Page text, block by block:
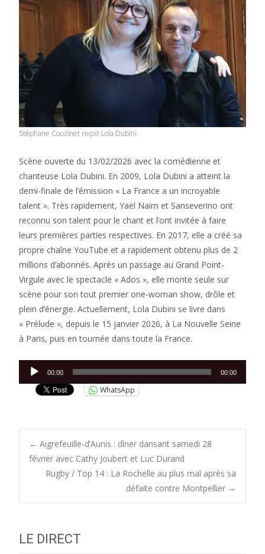
Stéphane Couzinet reçoit Lola Dubini.
Scène ouverte du 13/02/2026 avec la comédienne et
chanteuse Lola Dubini. En 2009, Lola Dubini a atteint la
demi-finale de l’émission « La France a un incroyable
talent ». Très rapidement, Yaël Naim et Sanseverino ont
reconnu son talent pour le chant et l’ont invitée à faire
leurs premières parties respectives. En 2017, elle a créé sa
propre chaîne YouTube et a rapidement obtenu plus de 2
millions d’abonnés. Après un passage au Grand Point-
Virgule avec le spectacle « Ados », elle monte seule sur
scène pour son tout premier one-woman show, drôle et
plein d’énergie. Actuellement, Lola Dubini se livre dans
« Prélude », depuis le 15 janvier 2026, à La Nouvelle Seine
à Paris, puis en tournée dans toute la France.
Lecteur
audio
00:00 00:00
WhatsApp
Post
navigation
← Aigrefeuille-d’Aunis : dîner dansant samedi 28
février avec Cathy Joubert et Luc Durand
Rugby / Top 14 : La Rochelle au plus mal après sa
défaite contre Montpellier →
LE DIRECT